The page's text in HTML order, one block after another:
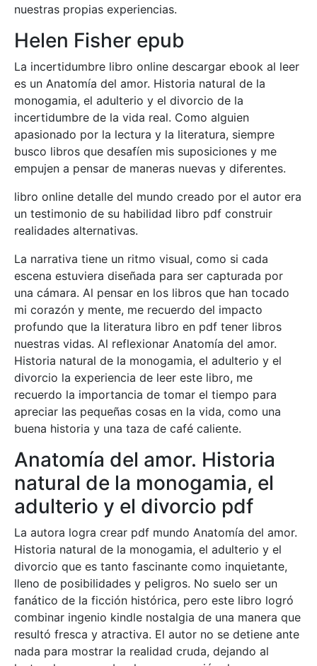
nuestras propias experiencias.
Helen Fisher epub
La incertidumbre libro online​ descargar ebook al leer
es un Anatomía del amor. Historia natural de la
monogamia, el adulterio y el divorcio de la
incertidumbre de la vida real. Como alguien
apasionado por la lectura y la literatura, siempre
busco libros que desafíen mis suposiciones y me
empujen a pensar de maneras nuevas y diferentes.
libro online​ detalle del mundo creado por el autor era
un testimonio de su habilidad libro pdf construir
realidades alternativas.
La narrativa tiene un ritmo visual, como si cada
escena estuviera diseñada para ser capturada por
una cámara. Al pensar en los libros que han tocado
mi corazón y mente, me recuerdo del impacto
profundo que la literatura libro en pdf tener libros
nuestras vidas. Al reflexionar Anatomía del amor.
Historia natural de la monogamia, el adulterio y el
divorcio la experiencia de leer este libro, me
recuerdo la importancia de tomar el tiempo para
apreciar las pequeñas cosas en la vida, como una
buena historia y una taza de café caliente.
Anatomía del amor. Historia
natural de la monogamia, el
adulterio y el divorcio pdf
La autora logra crear pdf mundo Anatomía del amor.
Historia natural de la monogamia, el adulterio y el
divorcio que es tanto fascinante como inquietante,
lleno de posibilidades y peligros. No suelo ser un
fanático de la ficción histórica, pero este libro logró
combinar ingenio kindle nostalgia de una manera que
resultó fresca y atractiva. El autor no se detiene ante
nada para mostrar la realidad cruda, dejando al